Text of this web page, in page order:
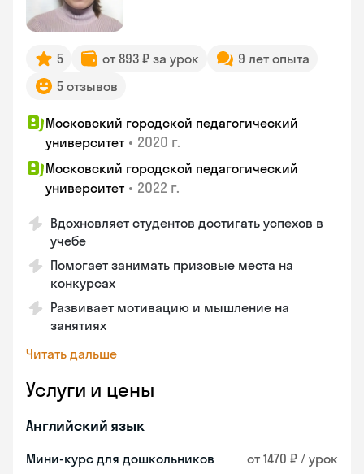
5 от 893 ₽ за урок
9 лет опыта
5 отзывов
Московский городской педагогический
университет • 2020 г.
Московский городской педагогический
университет • 2022 г.
Вдохновляет студентов достигать успехов в
учебе
Помогает занимать призовые места на
конкурсах
Развивает мотивацию и мышление на
занятиях
Читать дальше
Услуги и цены
Английский язык
Мини-курс для дошкольников от 1470 ₽ / урок